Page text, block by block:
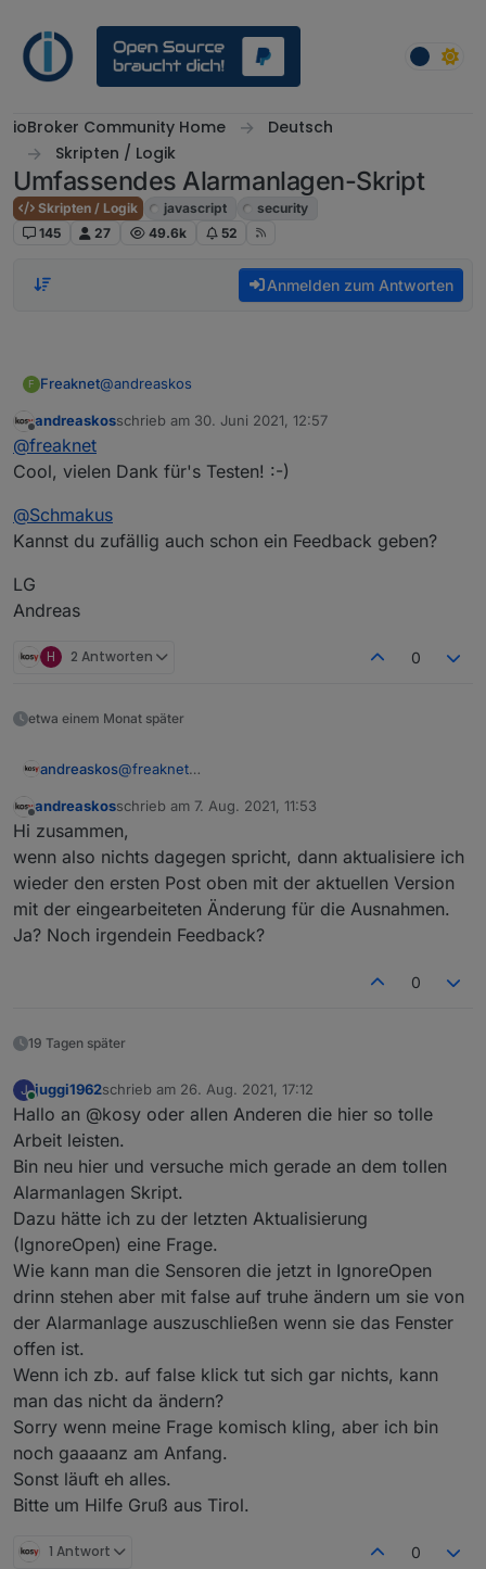
ioBroker Community Home
Deutsch
Skripten / Logik
Umfassendes Alarmanlagen-Skript
Skripten / Logik javascript
security
145
27 49.6k 52
Anmelden zum Antworten
F Freaknet@andreaskos
Supi, hatte ich gesehen, dass wenn ich beide auf
auf true angelegt wurden. Hab das dann bereits
Schreibrechte recht schnell dahintergekommen. War
am Anfang etwas verwirrt
Bisher scheint das Script genau das zu tun was es
Jetzt braucht meine Frau Nachts wenn Sie ein
Fenster aufmacht bzw. kippt in bestimmten Räumen
keine Angst mehr haben dass Sie versehentlich den
Hab nochmal vielen Dank für die Umsetzung und falls
ich noch was entdecke was "noch" nicht klappt meld
ich mich.
Schönen und angenehmen Start in die neue Woche!
Offline
andreaskosschrieb am 30. Juni 2021, 12:57
zuletzt editiert von
@freaknet
Cool, vielen Dank für's Testen! :-)
@Schmakus
Kannst du zufällig auch schon ein Feedback geben?
LG
Andreas
H 2 Antworten 0
etwa einem Monat später
andreaskos@freaknet
@Schmakus
Kannst du zufällig auch schon ein Feedback
geben?
LG
Andreas
andreaskosschrieb am 7. Aug. 2021, 11:53
zuletzt editiert von
Hi zusammen,
wenn also nichts dagegen spricht, dann aktualisiere ich
wieder den ersten Post oben mit der aktuellen Version
mit der eingearbeiteten Änderung für die Ausnahmen.
Ja? Noch irgendein Feedback?
0
19 Tagen später
J
Online
juggi1962schrieb am 26. Aug. 2021, 17:12
zuletzt editiert von
Hallo an @kosy oder allen Anderen die hier so tolle
Arbeit leisten.
Bin neu hier und versuche mich gerade an dem tollen
Alarmanlagen Skript.
Dazu hätte ich zu der letzten Aktualisierung
(IgnoreOpen) eine Frage.
Wie kann man die Sensoren die jetzt in IgnoreOpen
drinn stehen aber mit false auf truhe ändern um sie von
der Alarmanlage auszuschließen wenn sie das Fenster
offen ist.
Wenn ich zb. auf false klick tut sich gar nichts, kann
man das nicht da ändern?
Sorry wenn meine Frage komisch kling, aber ich bin
noch gaaaanz am Anfang.
Sonst läuft eh alles.
Bitte um Hilfe Gruß aus Tirol.
1 Antwort 0